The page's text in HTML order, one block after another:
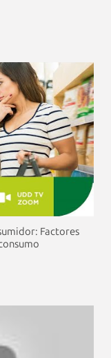
Factores